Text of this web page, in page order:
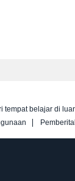
tempat belajar di